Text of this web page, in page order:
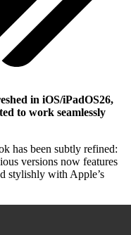
in iOS/iPadOS26,
to work seamlessly
has been subtly refined:
versions now features
stylishly with Apple’s